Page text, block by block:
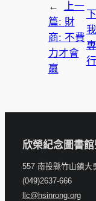
←
上一
篇: 財
商: 不費
力才會
贏
欣榮紀念圖書
557 南投縣竹山鎮大
(049)2637-666
llc@hsinrong.org